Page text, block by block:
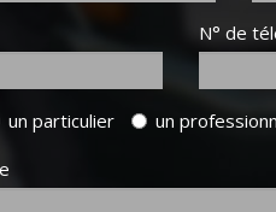
N° de
un particulier
un